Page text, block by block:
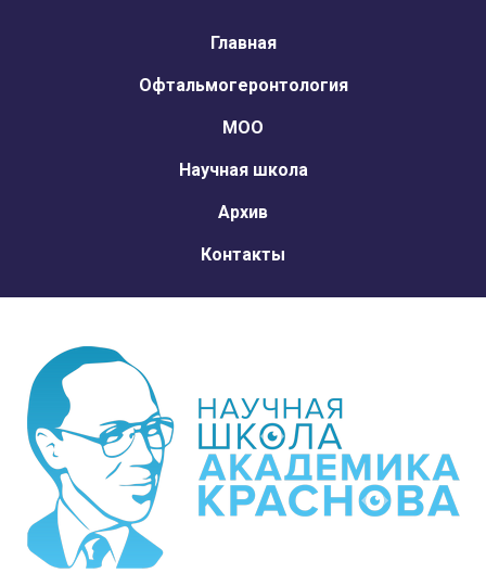
Главная
Офтальмогеронтология
МОО
Научная школа
Архив
Контакты